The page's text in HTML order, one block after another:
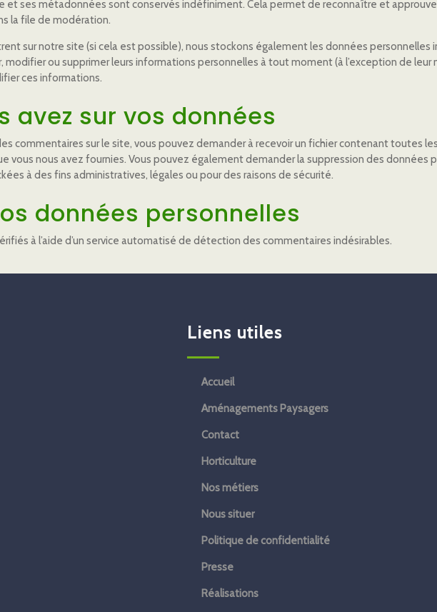
et ses métadonnées sont conservés indéfiniment. Cela permet de reconnaître et
la file de modération.
sur notre site (si cela est possible), nous stockons également les données personnelles
ou supprimer leurs informations personnelles à tout moment (à l’exception de leur
ces informations.
avez sur vos données
commentaires sur le site, vous pouvez demander à recevoir un fichier contenant toutes
vous nous avez fournies. Vous pouvez également demander la suppression des données
à des fins administratives, légales ou pour des raisons de sécurité.
données personnelles
à l’aide d’un service automatisé de détection des commentaires indésirables.
Liens utiles
Accueil
Aménagements Paysagers
Contact
Horticulture
Nos métiers
Nous situer
Politique de confidentialité
Presse
Réalisations